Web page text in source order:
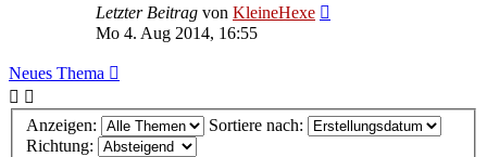
Letzter Beitrag von KleineHexe
Mo 4. Aug 2014, 16:55
Neues Thema
Anzeigen:
Sortiere nach:
Richtung: